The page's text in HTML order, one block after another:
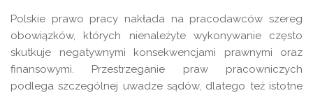
Polskie prawo pracy nakłada na pracodawców szereg
obowiązków, których nienależyte wykonywanie często
skutkuje negatywnymi konsekwencjami prawnymi oraz
finansowymi. Przestrzeganie praw pracowniczych
podlega szczególnej uwadze sądów, dlatego też istotne